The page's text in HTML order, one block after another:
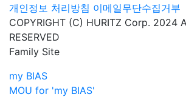
개인정보 처리방침 이메일무단수집거부
COPYRIGHT (C) HURITZ Corp. 2024
RESERVED
Family Site
my BIAS
MOU for 'my BIAS'